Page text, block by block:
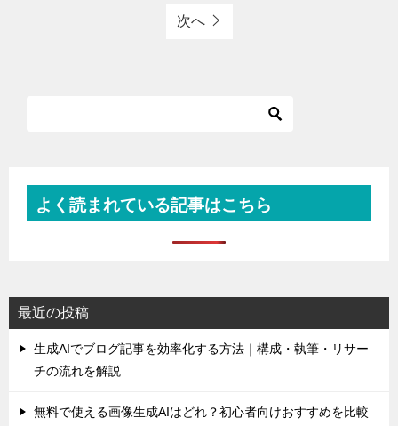
次へ
よく読まれている記事はこちら
最近の投稿
生成AIでブログ記事を効率化する方法｜構成・執筆・リサー
チの流れを解説
無料で使える画像生成AIはどれ？初心者向けおすすめを比較